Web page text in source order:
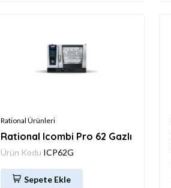
Rational Ürünleri
Rational Icombi Pro 62 Gazlı
Ürün Kodu ICP62G
Sepete Ekle